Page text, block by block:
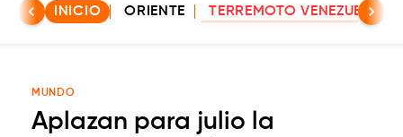
INICIO ORIENTE TERREMOTO VENEZUELA
MUNDO
Aplazan para julio la